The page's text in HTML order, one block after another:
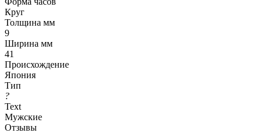
Круг
Толщина мм
9
Ширина мм
41
Происхождение
Япония
Тип
?
Text
Мужские
Отзывы